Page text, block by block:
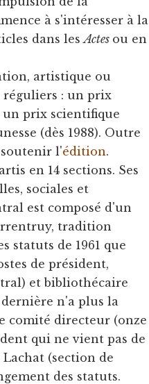
à s'intéresser à la
dans lesActes ou en
artistique ou
réguliers : un prix
un prix scientifique
(dès 1988). Outre
soutenir l'édition.
en 14 sections. Ses
sociales et
est composé d'un
tradition
statuts de 1961 que
de président,
et bibliothécaire
n'a plus la
comité directeur (onze
qui ne vient pas de
(section de
des statuts.